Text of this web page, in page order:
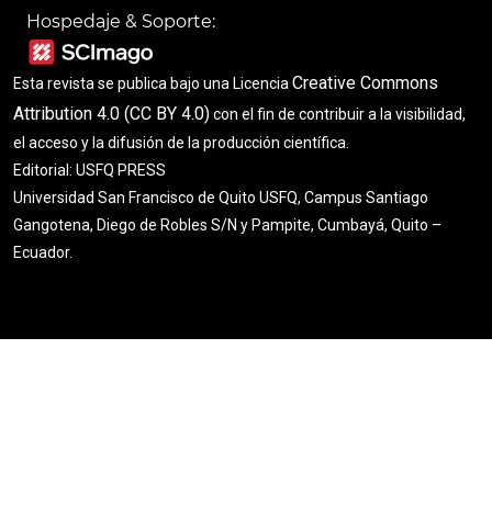
Hospedaje & Soporte:
Esta revista se publica bajo una Licencia Creative Commons
Attribution 4.0 (CC BY 4.0)con el fin de contribuir a la visibilidad,
el acceso y la difusión de la producción científica.
Editorial: USFQ PRESS
Universidad San Francisco de Quito USFQ, Campus Santiago
Gangotena, Diego de Robles S/N y Pampite, Cumbayá, Quito –
Ecuador.